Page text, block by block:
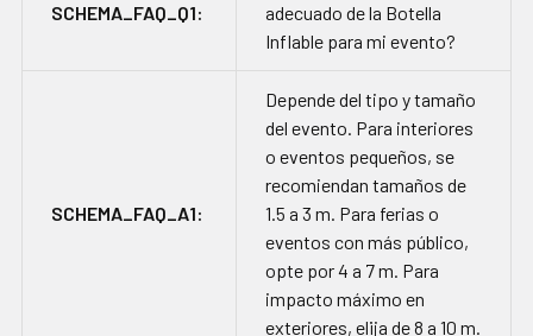
SCHEMA_FAQ_Q1:
adecuado de la Botella
Inflable para mi evento?
SCHEMA_FAQ_A1:
Depende del tipo y tamaño
del evento. Para interiores
o eventos pequeños, se
recomiendan tamaños de
1.5 a 3 m. Para ferias o
eventos con más público,
opte por 4 a 7 m. Para
impacto máximo en
exteriores, elija de 8 a 10 m.